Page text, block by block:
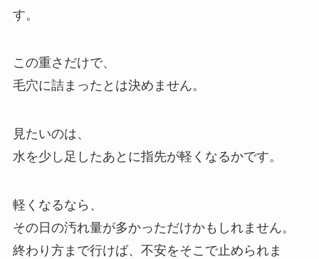
す。
この重さだけで、
毛穴に詰まったとは決めません。
見たいのは、
水を少し足したあとに指先が軽くなるかです。
軽くなるなら、
その日の汚れ量が多かっただけかもしれません。
終わり方まで行けば、不安をそこで止められま